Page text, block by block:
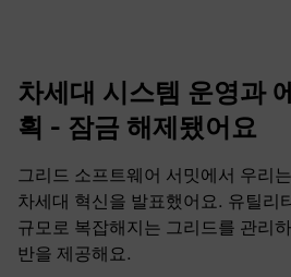
차세대 시스템 운영과
획 - 잠금 해제됐어요
그리드 소프트웨어 서밋에서 우리
차세대 혁신을 발표했어요. 유틸리
규모로 복잡해지는 그리드를 관리
반을 제공해요.